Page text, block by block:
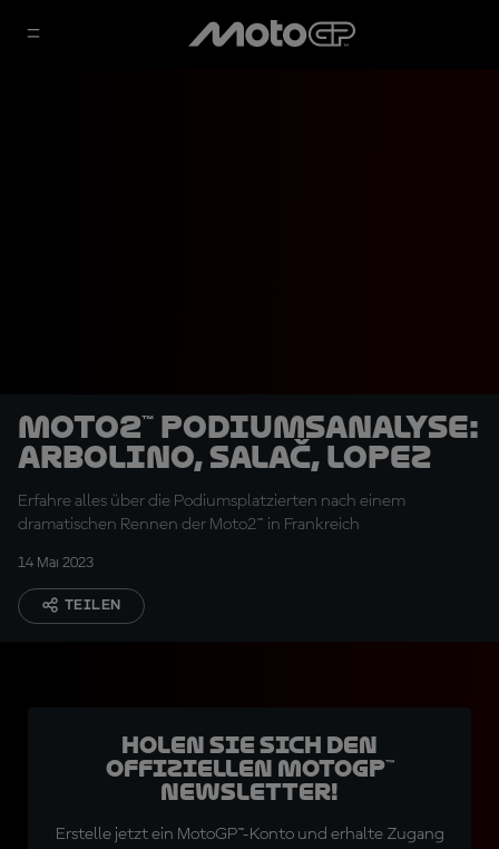
Moto2™ Podiumsanalyse:
Arbolino, Salač, Lopez
Erfahre alles über die Podiumsplatzierten nach einem
dramatischen Rennen der Moto2™ in Frankreich
14 Mai 2023
TEILEN
Holen Sie sich den
offiziellen MotoGP™
Newsletter!
Erstelle jetzt ein MotoGP™-Konto und erhalte Zugang